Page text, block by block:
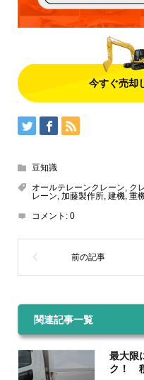
今すぐ売却
豆知識
オールテレーンクレーン ク
レーン 加藤製作所, 建機, 重
コメント: 0
関連記事一覧
最大限
ク！